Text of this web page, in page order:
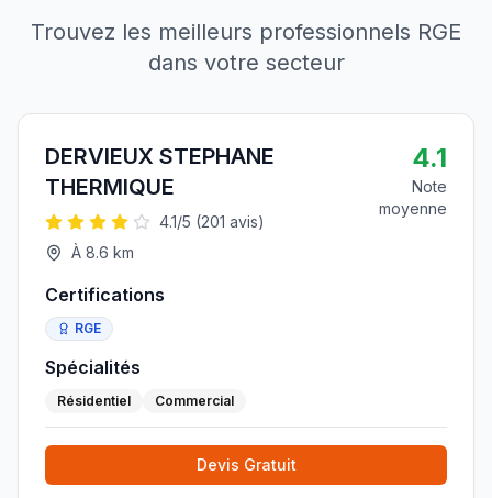
Trouvez les meilleurs professionnels RGE
dans votre secteur
DERVIEUX STEPHANE
THERMIQUE
4.1/5 (201 avis)
À 8.6 km
4.1
Note
moyenne
Certifications
RGE
Spécialités
Résidentiel Commercial
Devis Gratuit